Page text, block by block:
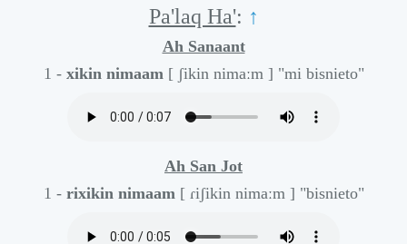
Pa'laq Ha': ↑
Ah Sanaant
1 - xikin nimaam [ ʃikin nimaːm ] "mi bisnieto"
Ah San Jot
1 - rixikin nimaam [ ɾiʃikin nimaːm ] "bisnieto"